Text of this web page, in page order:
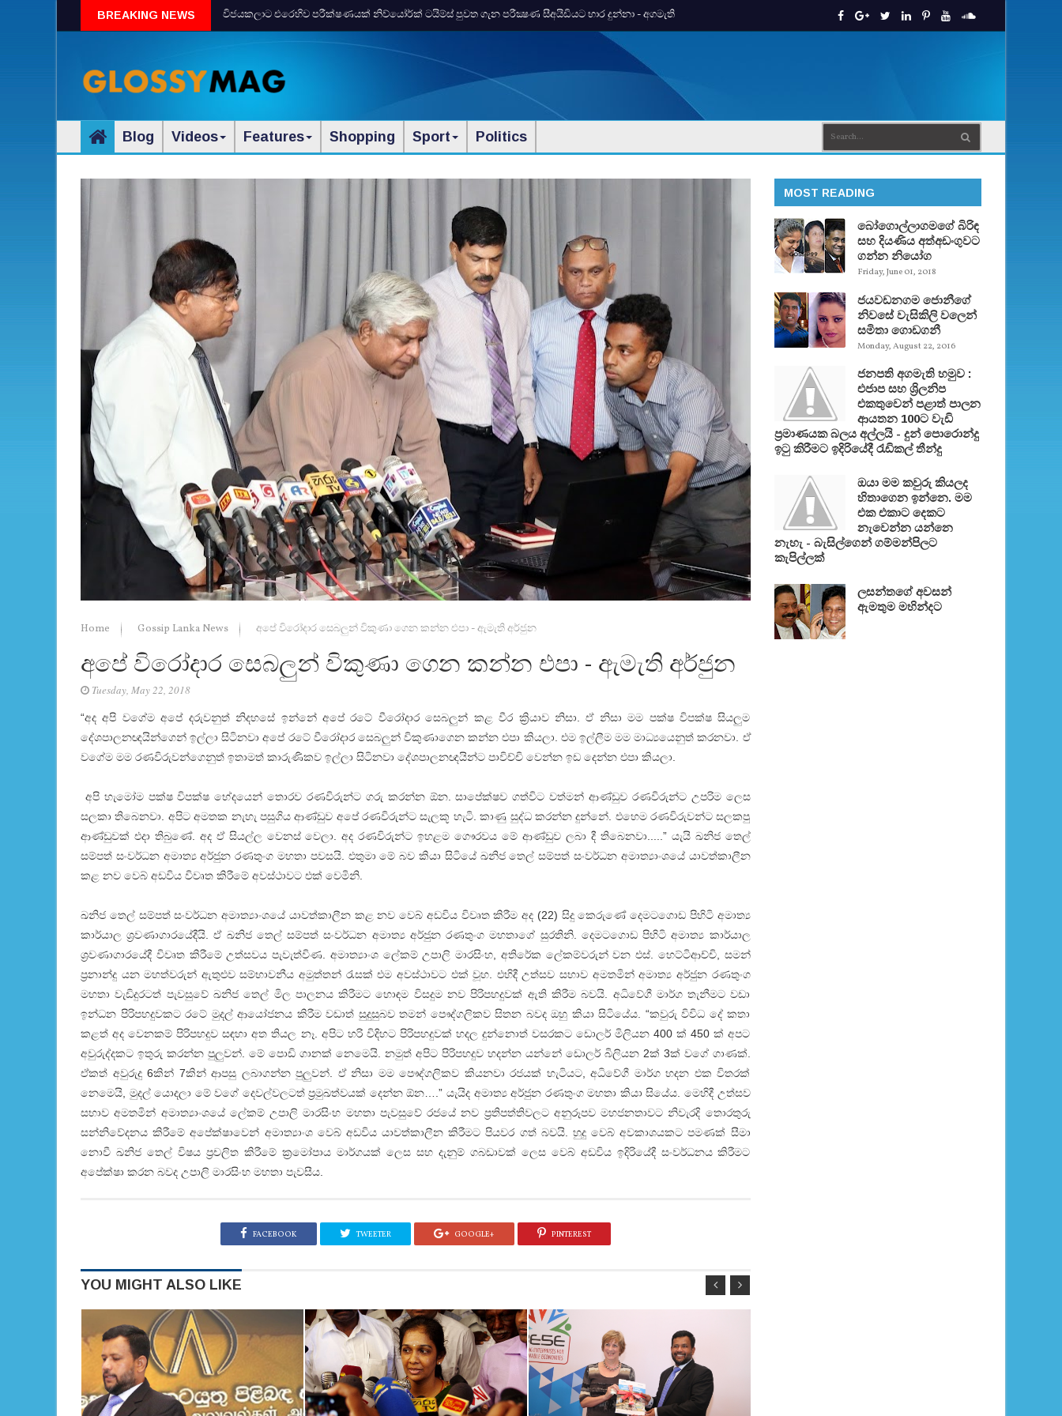
BREAKING NEWS විජයකලාට එරෙහිව පරීක්‌ෂණයක්‌ නිව්යෝර්ක්‌ ටයිම්ස්‌ පුවත ගැන පරීක්‍ෂණ සීඅයිඩියට භාර දුන්නා - අගමැති
Blog Videos Features Shopping Sport Politics
Home Gossip Lanka News අපේ විරෝදාර සෙබලුන් විකුණා ගෙන කන්න එපා - ඇමැති අර්ජුන
අපේ විරෝදාර සෙබලුන් විකුණා ගෙන කන්න එපා - ඇමැති අර්ජුන
Tuesday, May 22, 2018
“අද අපි වගේම අපේ දරුවනුත් නිදහසේ ඉන්නේ අපේ රටේ වීරෝදාර සෙබලුන් කළ වීර ක්‍රියාව නිසා. ඒ නිසා මම පක්ෂ විපක්ෂ සියලුම
දේශපාලනඥයින්ගෙන් ඉල්ලා සිටිනවා අපේ රටේ වීරෝදාර සෙබලුන් විකුණාගෙන කන්න එපා කියලා. එම ඉල්ලීම මම මාධ්‍යයෙනුත් කරනවා. ඒ
වගේම මම රණවිරුවන්ගෙනුත් ඉතාමත් කාරුණිකව ඉල්ලා සිටිනවා දේශපාලනඥයින්ට පාවිච්චි වෙන්න ඉඩ දෙන්න එපා කියලා.
අපි හැමෝම පක්ෂ විපක්ෂ භේදයෙන් තොරව රණවිරුන්ට ගරු කරන්න ඕන. සාපේක්ෂව ගත්විට වත්මන් ආණ්ඩුව රණවිරුන්ට උපරිම ලෙස
සලකා තිබෙනවා. අපිට අමතක නැහැ පසුගිය ආණ්ඩුව අපේ රණවිරුන්ට සැලකූ හැටි. කාණු සුද්ධ කරන්න දුන්නේ. එහෙම රණවිරුවන්ට සලකපු
ආණ්ඩුවක් එදා තිබුණේ. අද ඒ සියල්ල වෙනස් වෙලා. අද රණවිරුන්ට ඉහළම ගෞරවය මේ ආණ්ඩුව ලබා දී තිබෙනවා.....” යැයි ඛනිජ තෙල්
සම්පත් සංවර්ධන අමාත්‍ය අර්ජුන රණතුංග මහතා පවසයි. එතුමා මේ බව කියා සිටියේ ඛනිජ තෙල් සම්පත් සංවර්ධන අමාත්‍යාංශයේ යාවත්කාලීන
කළ නව වෙබ් අඩවිය විවෘත කිරීමේ අවස්ථාවට එක් වෙමිනි.
ඛනිජ තෙල් සම්පත් සංවර්ධන අමාත්‍යාංශයේ යාවත්කාලීන කළ නව වෙබ් අඩවිය විවෘත කිරීම අද (22) සිදු කෙරුණේ දෙමටගොඩ පිහිටි අමාත්‍ය
කාර්යාල ශ්‍රවණාගාරයේදීයි. ඒ ඛනිජ තෙල් සම්පත් සංවර්ධන අමාත්‍ය අර්ජුන රණතුංග මහතාගේ සුරතිනි. දෙමටගොඩ පිහිටි අමාත්‍ය කාර්යාල
ශ්‍රවණාගාරයේදී විවෘත කිරීමේ උත්සවය පැවැත්විණ. අමාත්‍යාංශ ලේකම් උපාලි මාරසිංහ, අතිරේක ලේකම්වරුන් වන එස්. හෙට්ටිආච්චි, සමන්
ප්‍රනාන්දු යන මහත්වරුන් ඇතුළුව සම්භාවනීය අමුත්තන් රැසක් එම අවස්ථාවට එක් වූහ. එහිදී උත්සව සභාව අමතමින් අමාත්‍ය අර්ජුන රණතුංග
මහතා වැඩිදුරටත් පැවසුවේ ඛනිජ තෙල් මිල පාලනය කිරීමට හොඳම විසදුම නව පිරිපහදුවක් ඇති කිරීම බවයි. අධිවේගී මාර්ග තැනීමට වඩා
ඉන්ධන පිරිපහදුවකට රටේ මුදල් ආයෝජනය කිරීම වඩාත් සුදුසුබව තමන් පෞද්ගලිකව සිතන බවද ඔහු කියා සිටියේය. “කවුරු විවිධ දේ කතා
කළත් අද වෙනකම් පිරිපහදුව සඳහා අත තියල නෑ. අපිට හරි විදිහට පිරිපහදුවක් හදල දුන්නොත් වසරකට ඩොලර් මිලියන 400 ක් 450 ක් අපට
අවුරුද්දකට ඉතුරු කරන්න පුලුවන්. මේ පොඩි ගානක් නෙමෙයි. නමුත් අපිට පිරිපහදුව හදන්න යන්නේ ඩොලර් බිලියන 2ක් 3ක් වගේ ගාණක්.
ඒකත් අවුරුදු 6කින් 7කින් ආපසු ලබාගන්න පුලුවන්. ඒ නිසා මම පෞද්ගලිකව කියනවා රජයක් හැටියට, අධිවේගී මාර්ග හදන එක විතරක්
නෙමෙයි, මුදල් යොදලා මේ වගේ දෙවල්වලටත් ප්‍රමුඛත්වයක් දෙන්න ඕන….” යැයිද අමාත්‍ය අර්ජුන රණතුංග මහතා කියා සියේය. මෙහිදී උත්සව
සභාව අමතමින් අමාත්‍යාංශයේ ලේකම් උපාලි මාරසිංහ මහතා පැවසුවේ රජයේ නව ප්‍රතිපත්තිවලට අනුරූපව මහජනතාවට නිවැරදි තොරතුරු
සන්නිවේදනය කිරීමේ අපේක්ෂාවෙන් අමාත්‍යාංශ වෙබ් අඩවිය යාවත්කාලීන කිරීමට පියවර ගත් බවයි. හුදු වෙබ් අවකාශයකට පමණක් සීමා
නොවී ඛනිජ තෙල් විෂය ප්‍රචලිත කිරීමේ ක්‍රමෝපාය මාර්ගයක් ලෙස සහ දැනුම් ගබඩාවක් ලෙස වෙබ් අඩවිය ඉදිරියේදී සංවර්ධනය කිරීමට
අපේක්ෂා කරන බවද උපාලි මාරසිංහ මහතා පැවසීය.
FACEBOOK TWEETER GOOGLE+ PINTEREST
YOU MIGHT ALSO LIKE
MOST READING
බෝගොල්ලාගමගේ බිරිඳ
සහ දියණිය අත්අඩංගුවට
ගන්න නියෝග
Friday, June 01, 2018
ජයවඩනගම ජොනීගේ
නිවසේ වැසිකිලි වලෙන්
සමිතා ගොඩගනී
Monday, August 22, 2016
ජනපති අගමැති හමුව :
එජාප සහ ශ්‍රිලනිප
එකතුවෙන් පළාත් පාලන
ආයතන 100ට වැඩි
ප්‍රමාණයක බලය අල්ලයි - දුන් පොරොන්දු
ඉටු කිරීමට ඉදිරියේදී රැඩිකල් තීන්දු
ඔයා මම කවුරු කියලද
හිතාගෙන ඉන්නෙ. මම
එක එකාට දෙකට
නැවෙන්න යන්නෙ
නැහැ - බැසිල්ගෙන් ගම්මන්පිලට
කැපිල්ලක්
ලසන්තගේ අවසන්
ඇමතුම මහින්දට